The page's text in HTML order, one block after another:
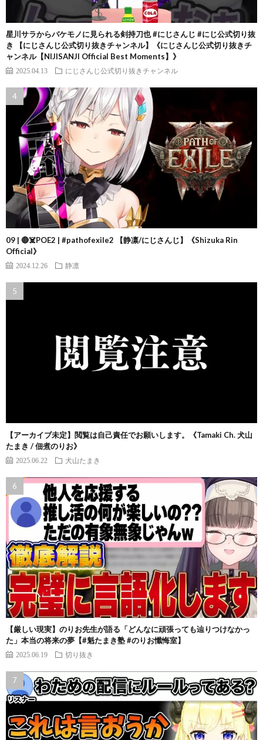
星川サラからバケモノに見られる剣持刀也 #にじさんじ #にじ公式切り抜
き 【にじさんじ公式切り抜きチャンネル】《にじさんじ公式切り抜きチ
ャンネル【NIJISANJI Official Best Moments】》
2025.04.13 にじさんじ公式切り抜きチャンネル
09 | 🔴☠️POE2 | #pathofexile2 【静凛/にじさんじ】《Shizuka Rin
Official》
2024.12.26 静凛
【アーカイブ未定】閲覧は自己責任でお願いします。《Tamaki Ch. 犬山
たまき / 佃煮のりお》
2025.06.22 犬山たまき
【厳しい現実】のりお先生が語る「どんなに頑張っても辿りつけなかっ
た」本当の将来の夢【#魁たまき塾 #のりお懺悔室】
2025.06.19 切り抜き